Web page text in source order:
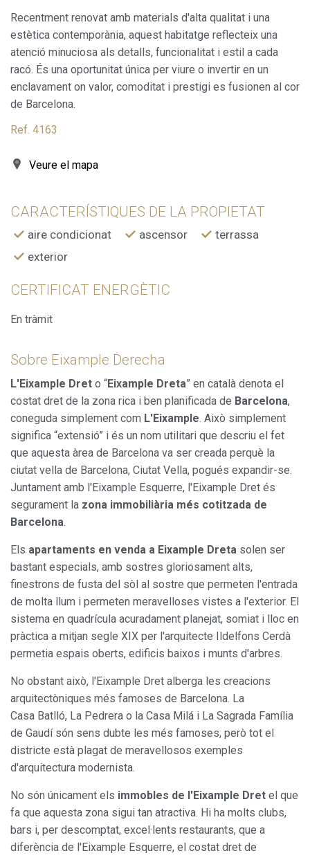
Recentment renovat amb materials d'alta qualitat i una
estètica contemporània, aquest habitatge reflecteix una
atenció minuciosa als detalls, funcionalitat i estil a cada
racó. És una oportunitat única per viure o invertir en un
enclavament on valor, comoditat i prestigi es fusionen al cor
de Barcelona.
Ref. 4163
Veure el mapa
CARACTERÍSTIQUES DE LA PROPIETAT
aire condicionat ascensor
terrassa
exterior
CERTIFICAT ENERGÈTIC
En tràmit
Sobre Eixample Derecha
L'Eixample Dret o “Eixample Dreta” en català denota el
costat dret de la zona rica i ben planificada de Barcelona,
coneguda simplement com L'Eixample. Això simplement
significa “extensió” i és un nom utilitari que descriu el fet
que aquesta àrea de Barcelona va ser creada perquè la
ciutat vella de Barcelona, Ciutat Vella, pogués expandir-se.
Juntament amb l'Eixample Esquerre, l'Eixample Dret és
segurament la zona immobiliària més cotitzada de
Barcelona.
Els apartaments en venda a Eixample Dreta solen ser
bastant especials, amb sostres gloriosament alts,
finestrons de fusta del sòl al sostre que permeten l'entrada
de molta llum i permeten meravelloses vistes a l'exterior. El
sistema en quadrícula acuradament planejat, somiat i lloc en
pràctica a mitjan segle XIX per l'arquitecte Ildelfons Cerdà
permetia espais oberts, edificis baixos i munts d'arbres.
No obstant això, l'Eixample Dret alberga les creacions
arquitectòniques més famoses de Barcelona. La
Casa Batlló, La Pedrera o la Casa Milá i La Sagrada Família
de Gaudí són sens dubte les més famoses, però tot el
districte està plagat de meravellosos exemples
d'arquitectura modernista.
No són únicament els immobles de l'Eixample Dret el que
fa que aquesta zona sigui tan atractiva. Hi ha molts clubs,
bars i, per descomptat, excel·lents restaurants, que a
diferència de l'Eixample Esquerre, el costat dret de
Tècniques i funcionals
Sempre activades
Aquest lloc web utilitza cookies pròpies per recopilar
informació amb la finalitat de millorar els nostres serveis.
Si continua navegant, suposa l'acceptació de la instal·lació
de les mateixes. L'usuari té la possibilitat de configurar el
navegador podent, si així ho desitja, impedir que siguin
compte que aquesta acció podrà ocasionar dificultats de
navegació de la pàgina web.
Analítiques i personalització
dels usuaris d'aquest lloc web. La informació recollida
mitjançant aquest tipus de cookies s'utilitza en el
mesurament de l'activitat del web per a l'elaboració de
perfils de navegació dels usuaris per introduir millores en
funció de l'anàlisi de les dades d'ús que fan els usuaris del
servei. Permeten desar la informació de preferència de
una millor experiència a través de productes recomanats.
Marketing i publicitat
informació sobre les preferències i les eleccions personals
de l'usuari a través de l'observació continuada dels seus
hàbits de navegació. Gràcies a elles, podem conèixer els
hàbits de navegació al lloc web i mostrar publicitat
relacionada amb el perfil de navegació de l'usuari.